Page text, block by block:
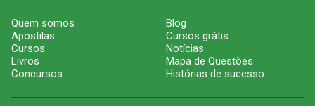
Quem somos
Apostilas
Cursos
Livros
Concursos
Blog
Cursos grátis
Notícias
Mapa de Questões
Histórias de sucesso